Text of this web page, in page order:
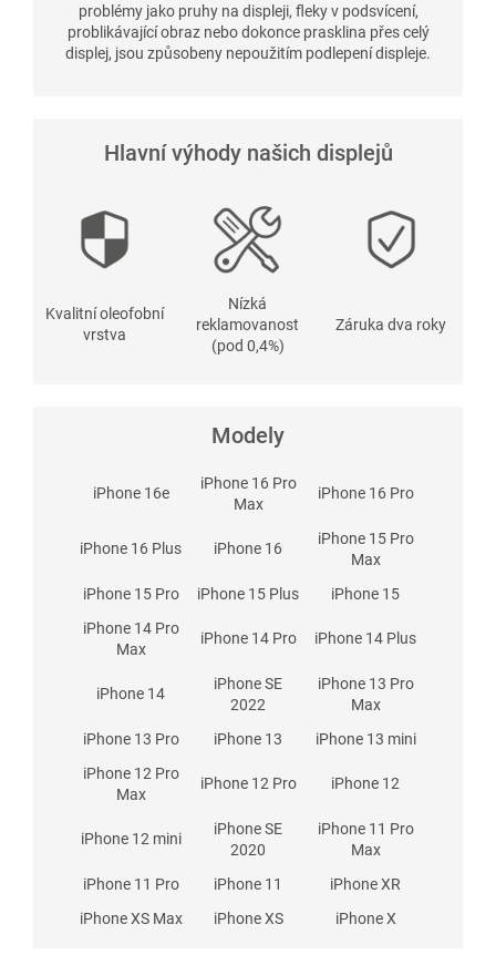
problémy jako pruhy na displeji, fleky v podsvícení,
problikávající obraz nebo dokonce prasklina přes celý
displej, jsou způsobeny nepoužitím podlepení displeje.
Hlavní výhody našich displejů
Kvalitní oleofobní
vrstva
Nízká
reklamovanost
(pod 0,4%)
Záruka dva roky
Modely
iPhone 16e
iPhone 16 Pro
Max
iPhone 16 Pro
iPhone 16 Plus iPhone 16
iPhone 15 Pro
Max
iPhone 15 Pro
iPhone 15 Plus
iPhone 15
iPhone 14 Pro
Max
iPhone 14 Pro iPhone 14 Plus
iPhone 14
iPhone SE
2022
iPhone 13 Pro
Max
iPhone 13 Pro
iPhone 13
iPhone 13 mini
iPhone 12 Pro
Max
iPhone 12 Pro iPhone 12
iPhone 12 mini
iPhone SE
2020
iPhone 11 Pro
Max
iPhone 11 Pro
iPhone 11
iPhone XR
iPhone XS Max
iPhone XS iPhone X